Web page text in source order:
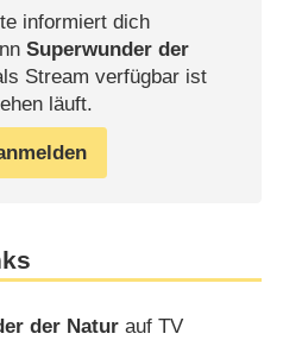
informiert dich
Superwunder der
Stream verfügbar ist
läuft.
der Natur auf TV